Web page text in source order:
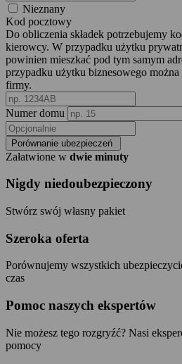
Nieznany
Kod pocztowy
Do obliczenia składek potrzebujemy
kierowcy. W przypadku użytku
powinien mieszkać pod tym samym
przypadku użytku biznesowego
firmy.
Numer domu
Porównanie ubezpieczeń
Załatwione w dwie minuty
Nigdy niedoubezpieczony
Stwórz swój własny pakiet
Szeroka oferta
Porównujemy wszystkich
czas
Pomoc naszych ekspertów
Nie możesz tego rozgryźć? Nasi
pomocy